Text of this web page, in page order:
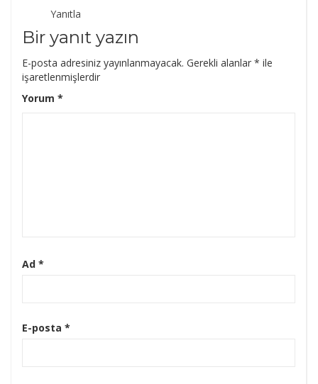
Yanıtla
Bir yanıt yazın
E-posta adresiniz yayınlanmayacak. Gerekli alanlar * ile
işaretlenmişlerdir
Yorum *
Ad *
E-posta *